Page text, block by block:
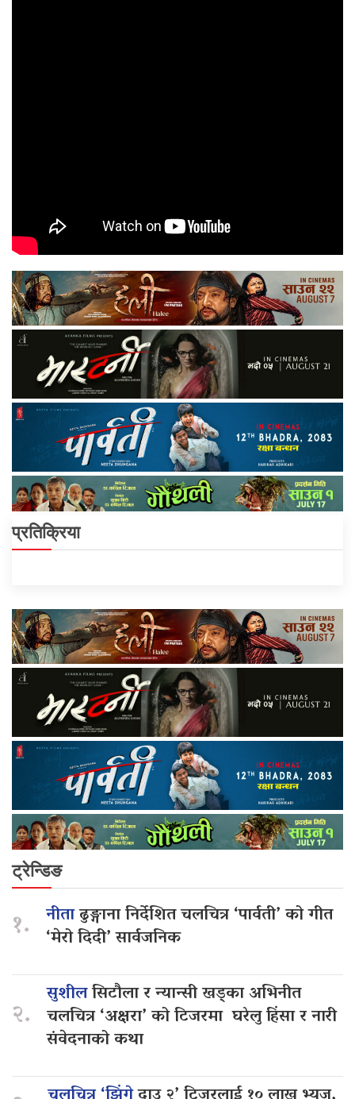
प्रतिक्रिया
ट्रेन्डिङ
१. नीताढुङ्गाना निर्देशित चलचित्र ‘पार्वती’ को गीत
‘मेरो दिदी’ सार्वजनिक
२.
सुशीलसिटौला र न्यान्सी खड्का अभिनीत
चलचित्र ‘अक्षरा’ को टिजरमा घरेलु हिंसा र नारी
संवेदनाको कथा